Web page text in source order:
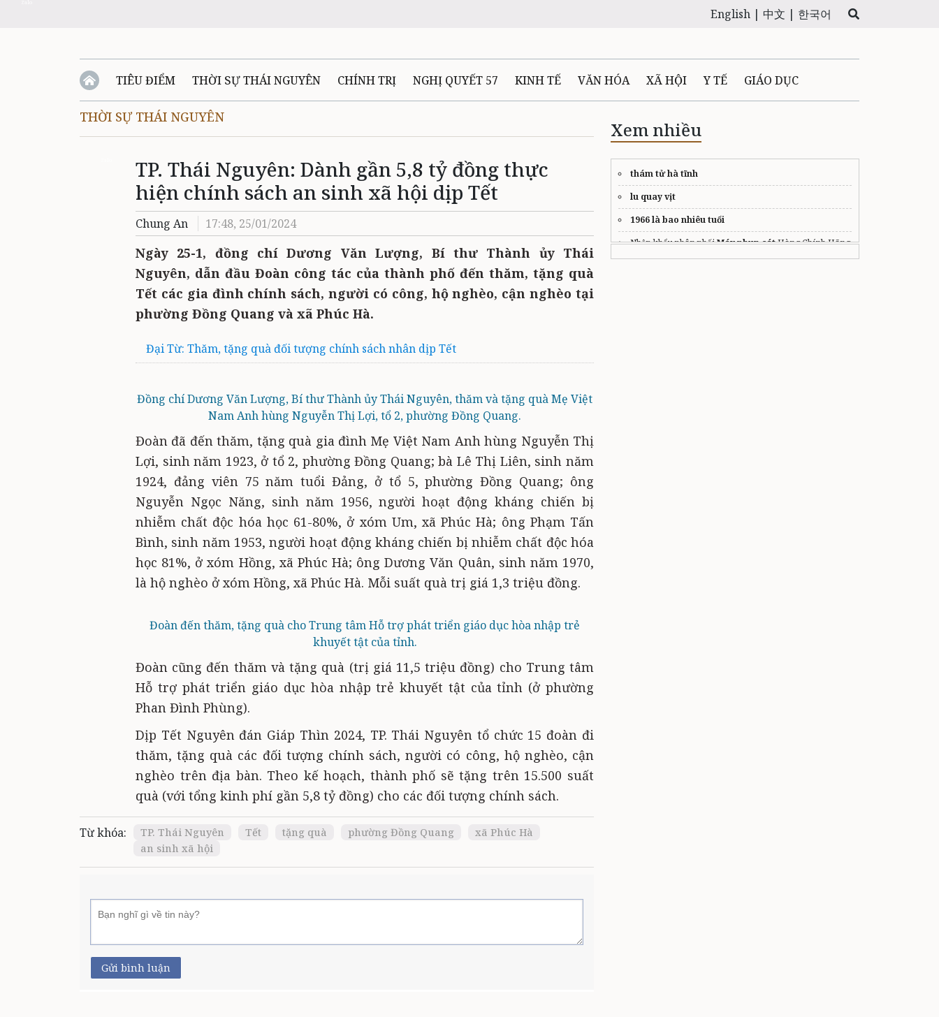
English | 中文 | 한국어
TIÊU ĐIỂM THỜI SỰ THÁI NGUYÊN CHÍNH TRỊ NGHỊ QUYẾT 57 KINH TẾ VĂN HÓA XÃ HỘI Y TẾ GIÁO DỤC
QUỐC PHÒNG - AN NINH Ô TÔ - XE MÁY PHÁP LUẬT
QUÊ HƯƠNG - ĐẤT NƯỚC QUỐC TẾ TÀI NGUYÊN - MÔI TRƯỜNG THỂ THAO THÔNG TIN - QUẢNG CÁO
VĂN BẢN, CHÍNH SÁCH MỚI VIDEO MULTIMEDIA
THỜI SỰ THÁI NGUYÊN
TP. Thái Nguyên: Dành gần 5,8 tỷ đồng thực
hiện chính sách an sinh xã hội dịp Tết
Chung An 17:48, 25/01/2024
Ngày 25-1, đồng chí Dương Văn Lượng, Bí thư Thành ủy Thái
Nguyên, dẫn đầu Đoàn công tác của thành phố đến thăm, tặng quà
Tết các gia đình chính sách, người có công, hộ nghèo, cận nghèo tại
phường Đồng Quang và xã Phúc Hà.
Đại Từ: Thăm, tặng quà đối tượng chính sách nhân dịp Tết
Đồng chí Dương Văn Lượng, Bí thư Thành ủy Thái Nguyên, thăm và tặng quà Mẹ Việt
Nam Anh hùng Nguyễn Thị Lợi, tổ 2, phường Đồng Quang.
Đoàn đã đến thăm, tặng quà gia đình Mẹ Việt Nam Anh hùng Nguyễn Thị
Lợi, sinh năm 1923, ở tổ 2, phường Đồng Quang; bà Lê Thị Liên, sinh năm
1924, đảng viên 75 năm tuổi Đảng, ở tổ 5, phường Đồng Quang; ông
Nguyễn Ngọc Năng, sinh năm 1956, người hoạt động kháng chiến bị
nhiễm chất độc hóa học 61-80%, ở xóm Um, xã Phúc Hà; ông Phạm Tấn
Bình, sinh năm 1953, người hoạt động kháng chiến bị nhiễm chất độc hóa
học 81%, ở xóm Hồng, xã Phúc Hà; ông Dương Văn Quân, sinh năm 1970,
là hộ nghèo ở xóm Hồng, xã Phúc Hà. Mỗi suất quà trị giá 1,3 triệu đồng.
Đoàn đến thăm, tặng quà cho Trung tâm Hỗ trợ phát triển giáo dục hòa nhập trẻ
khuyết tật của tỉnh.
Đoàn cũng đến thăm và tặng quà (trị giá 11,5 triệu đồng) cho Trung tâm
Hỗ trợ phát triển giáo dục hòa nhập trẻ khuyết tật của tỉnh (ở phường
Phan Đình Phùng).
Dịp Tết Nguyên đán Giáp Thìn 2024, TP. Thái Nguyên tổ chức 15 đoàn đi
thăm, tặng quà các đối tượng chính sách, người có công, hộ nghèo, cận
nghèo trên địa bàn. Theo kế hoạch, thành phố sẽ tặng trên 15.500 suất
quà (với tổng kinh phí gần 5,8 tỷ đồng) cho các đối tượng chính sách.
Từ khóa: TP. Thái Nguyên Tết tặng quà phường Đồng Quang
xã Phúc Hà
an sinh xã hội
Gửi bình luận
Xem nhiều
thám tử hà tĩnh
lu quay vịt
1966 là bao nhiêu tuổi
Nhập khẩu phân phốiMáy phun cátHàng Chính Hãng